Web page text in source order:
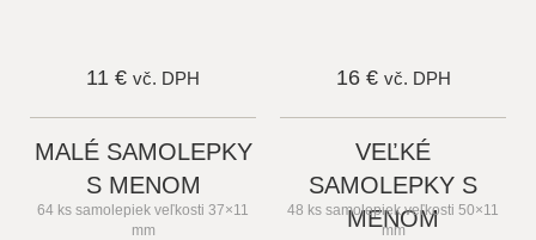
11 € vč. DPH 16 € vč. DPH
MALÉ SAMOLEPKY
S MENOM
64 ks samolepiek veľkosti 37×11
mm
VEĽKÉ
SAMOLEPKY S
MENOM
48 ks samolepiek veľkosti 50×11
mm